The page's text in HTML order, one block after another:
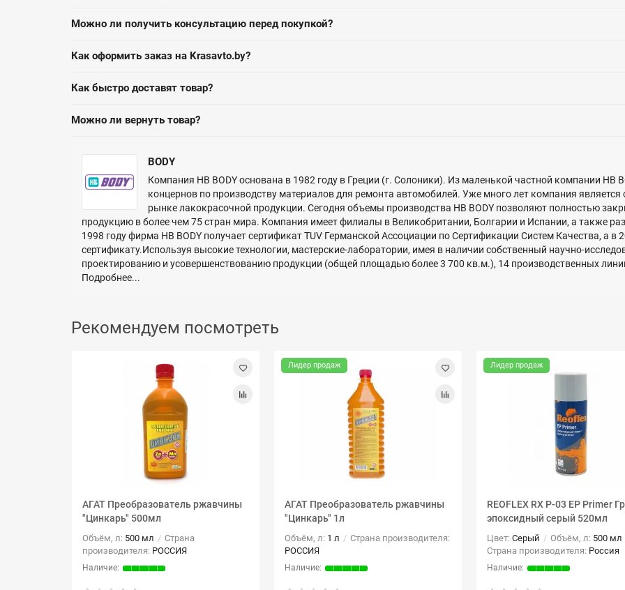
Можно ли получить консультацию перед покупкой?
Как оформить заказ на Krasavto.by?
Как быстро доставят товар?
Можно ли вернуть товар?
BODY
Компания HB BODY основана в 1982 году в Греции (г. Солоники). Из маленькой частной компании HB
концернов по производству материалов для ремонта автомобилей. Уже много лет компания
рынке лакокрасочной продукции. Сегодня объемы производства HB BODY позволяют полностью
продукцию в более чем 75 стран мира. Компания имеет филиалы в Великобритании, Болгарии и Испании, а также
1998 году фирма HB BODY получает сертификат TUV Германской Ассоциации по Сертификации Систем Качества, а в
сертификату.Используя высокие технологии, мастерские-лаборатории, имея в наличии собственный научно-
проектированию и усовершенствованию продукции (общей площадью более 3 700 кв.м.), 14 производственных
Подробнее...
Рекомендуем посмотреть
АГАТ Преобразователь ржавчины
"Цинкарь" 500мл
Объём, л: 500 мл
Страна
производителя: РОССИЯ
Лидер продаж
АГАТ Преобразователь ржавчины
"Цинкарь" 1л
Объём, л: 1 л
Страна производителя:
РОССИЯ
Лидер продаж
REOFLEX RX P-03 EP Primer
эпоксидный серый 520мл
Цвет: Серый Объём, л: 500 мл
Страна производителя: Россия